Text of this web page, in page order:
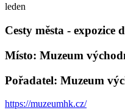
leden
Cesty města -
Místo: Muzeum
Pořadatel: Muzeum
https://muzeumhk.cz/